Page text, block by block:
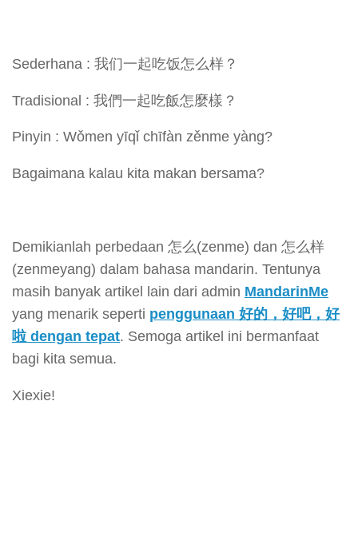
Sederhana : 我们一起吃饭怎么样？
Tradisional : 我們一起吃飯怎麼樣？
Pinyin : Wǒmen yīqǐ chīfàn zěnme yàng?
Bagaimana kalau kita makan bersama?
Demikianlah perbedaan 怎么(zenme) dan 怎么样
(zenmeyang) dalam bahasa mandarin. Tentunya
masih banyak artikel lain dari admin MandarinMe
yang menarik seperti penggunaan 好的，好吧，好
啦 dengan tepat. Semoga artikel ini bermanfaat
bagi kita semua.
Xiexie!